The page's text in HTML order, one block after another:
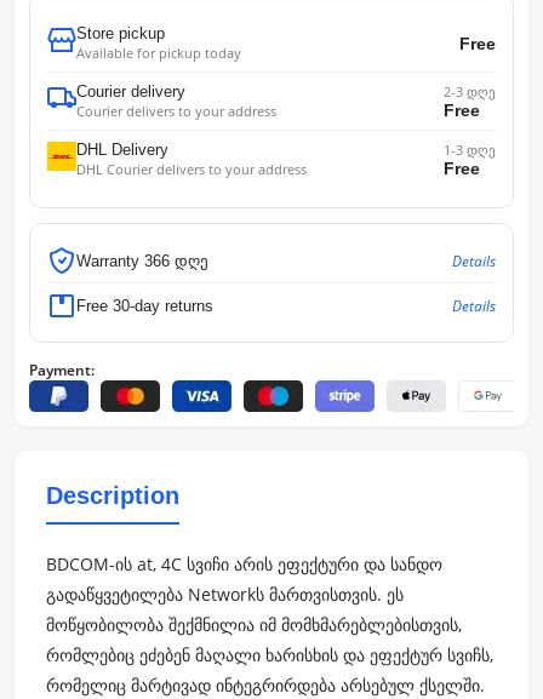
Store pickup
Available for pickup today
Free
Courier delivery
Courier delivers to your address
2-3 დღე
Free
DHL Delivery
DHL Courier delivers to your address
1-3 დღე
Free
Warranty 366 დღე Details
Free 30-day returns Details
Payment:
Description
BDCOM-ის at, 4C სვიჩი არის ეფექტური და სანდო
გადაწყვეტილება Networkს მართვისთვის. ეს
მოწყობილობა შექმნილია იმ მომხმარებლებისთვის,
რომლებიც ეძებენ მაღალი ხარისხის და ეფექტურ სვიჩს,
რომელიც მარტივად ინტეგრირდება არსებულ ქსელში.